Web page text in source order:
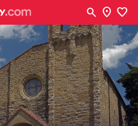
search location_on favorite